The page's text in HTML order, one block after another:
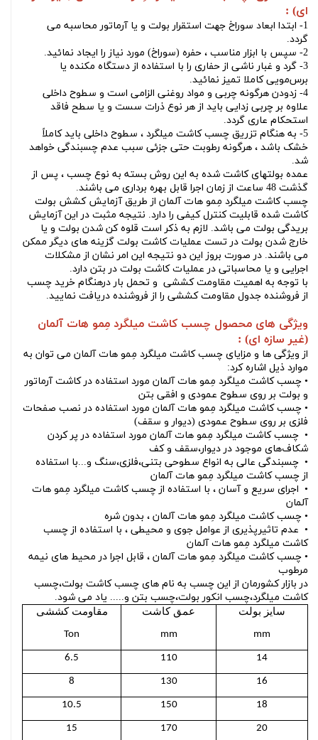
ای) :
1- ابتدا ابعاد سوراخ جهت استقرار بولت و يا آرماتور محاسبه می
گردد.
2- سپس با ابزار مناسب ، حفره (سوراخ) مورد نياز را ايجاد نمائيد.
3- گرد و غبار ناشی از حفاری را با استفاده از دستگاه مكنده يا
برس‌مویی كاملا تميز نمائيد.
4- زدودن هرگونه چربی و مواد روغنی الزامی است و سطوح داخلی
علاوه بر چربی زدایی بايد از هر نوع ذرات سست و يا سطح فاقد
استحكام عاری گردد.
5- به هنگام تزریق
چسب کاشت میلگرد، سطوح داخلی باید کاملاً
خشک باشد ، هرگونه رطوبت حتی جزئی سبب عدم چسبندگی خواهد
شد.
عمده بولتهای کاشت شده به این روش بسته به نوع چسب ، پس از
گذشت 48 ساعت از زمان اجرا قابل بهره برداری می باشند.
چسب کاشت میلگرد مِمو هات آلمان از طریق آزمایش کشش بولت
کاشت شده قابلیت کنترل کیفی را دارد. نتیجه مثبت در این آزمایش
بریدگی بولت می باشد. لازم به ذکر است قلوه کن شدن بولت و یا
خارج شدن بولت در تست عملیات کاشت بولت گزینه های دیگر ممکن
می باشند. در صورت بروز این دو نتیجه این امر نشان از مشکلات
اجرایی و یا محاسباتی در عملیات کاشت بولت در بتن دارد.
با توجه به اهمیت مقاومت کششی و تحمل بار درهنگام خرید چسب
از فروشنده جدول مقاومت کششی را از فروشنده دریافت نمایید.
ویژگی های محصول چسب کاشت میلگرد مِمو هات آلمان
(غیر سازه ای) :
از ویژگی ها و مزایای چسب کاشت میلگرد مِمو هات آلمان می توان به
موارد ذیل اشاره کرد:
• چسب کاشت میلگرد مِمو هات آلمان مورد استفاده در کاشت آرماتور
و بولت بر روی سطوح عمودی و افقی بتن
• چسب کاشت میلگرد مِمو هات آلمان مورد استفاده در نصب صفحات
فلزی بر روی سطوح عمودی (دیوار و سقف)
• چسب کاشت میلگرد مِمو هات آلمان مورد استفاده در پر کردن
شکاف‌های موجود در دیوار،سقف و کف
• چسبندگی عالی به انواع سطوحی بتنی،فلزی،سنگ و...با استفاده
از چسب کاشت میلگرد مِمو هات آلمان
• اجرای سریع و آسان ، با استفاده از چسب کاشت میلگرد مِمو هات
آلمان
• چسب کاشت میلگرد مِمو هات آلمان ، بدون شره
• عدم تاثیرپذیری از عوامل جوی و محیطی ، با استفاده از چسب
کاشت میلگرد مِمو هات آلمان
• چسب کاشت میلگرد مِمو هات آلمان ، قابل اجرا در محیط های نیمه
مرطوب
در بازار کشورمان از این چسب به نام های چسب کاشت بولت،چسب
کاشت میلگرد،چسب انکور بولت،چسب بتن و..... یاد می شود.
سایز بولت
mm
عمق کاشت
mm
مقاومت کششی
Ton
14
110
6.5
16
130
8
18
150
10.5
20
170
15